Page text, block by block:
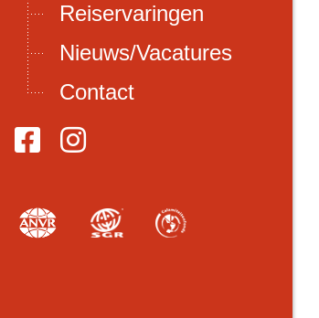
Reiservaringen
Nieuws/Vacatures
Contact